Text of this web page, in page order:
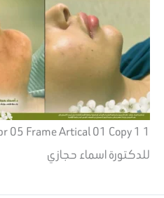
للدكتورة اسماء حجازي